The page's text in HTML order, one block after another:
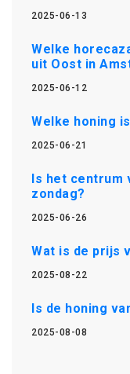
2025-06-13
Welke
uit Oost in
2025-06-12
Welke honing
2025-06-21
Is het centrum
zondag?
2025-06-26
Wat is de prijs
2025-08-22
Is de honing
2025-08-08